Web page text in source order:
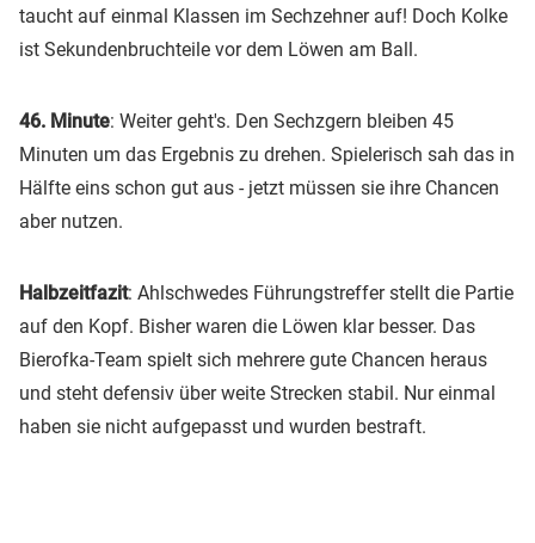
taucht auf einmal Klassen im Sechzehner auf! Doch Kolke
ist Sekundenbruchteile vor dem Löwen am Ball.
46. Minute: Weiter geht's. Den Sechzgern bleiben 45
Minuten um das Ergebnis zu drehen. Spielerisch sah das in
Hälfte eins schon gut aus - jetzt müssen sie ihre Chancen
aber nutzen.
Halbzeitfazit: Ahlschwedes Führungstreffer stellt die Partie
auf den Kopf. Bisher waren die Löwen klar besser. Das
Bierofka-Team spielt sich mehrere gute Chancen heraus
und steht defensiv über weite Strecken stabil. Nur einmal
haben sie nicht aufgepasst und wurden bestraft.